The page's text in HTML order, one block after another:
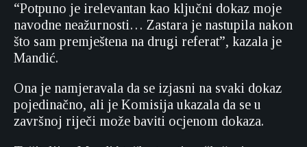
“Potpuno je irelevantan kao ključni dokaz moje
navodne neažurnosti… Zastara je nastupila nakon
što sam premještena na drugi referat”, kazala je
Mandić.
Ona je namjeravala da se izjasni na svaki dokaz
pojedinačno, ali je Komisija ukazala da se u
završnoj riječi može baviti ocjenom dokaza.